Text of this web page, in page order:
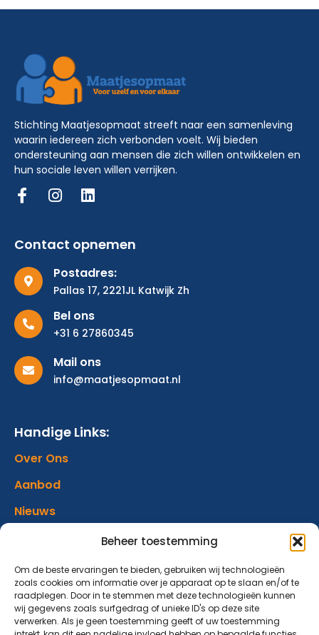
Beheer toestemming
Om de beste ervaringen te bieden, gebruiken wij technologieën
zoals cookies om informatie over je apparaat op te slaan en/of te
raadplegen. Door in te stemmen met deze technologieën kunnen
wij gegevens zoals surfgedrag of unieke ID's op deze site
verwerken. Als je geen toestemming geeft of uw toestemming
Stichting Maatjesopmaat streeft naar een samenleving
waarin iedereen zich verbonden voelt. Wij bieden
ondersteuning aan mensen die zich willen ontwikkelen en
hun sociale leven willen verrijken.
Contact opnemen
Postadres:
Pallas 17, 2221JL Katwijk Zh
Bel ons
+31 6 27860345
Mail ons
info@maatjesopmaat.nl
Handige Links:
Over Ons
Aanbod
Nieuws
Donatie
Contact